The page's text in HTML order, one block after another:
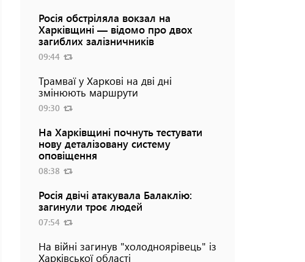
Росія обстріляла вокзал на
Харківщині — відомо про двох
загиблих залізничників
09:44
Трамваї у Харкові на дві дні
змінюють маршрути
09:30
На Харківщині почнуть тестувати
нову деталізовану систему
оповіщення
08:38
Росія двічі атакувала Балаклію:
загинули троє людей
07:54
На війні загинув "холодноярівець" із
Харківської області